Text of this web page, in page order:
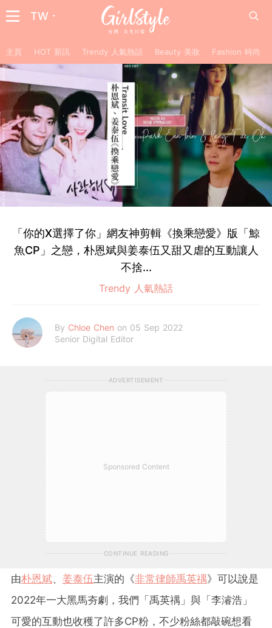
TW
主頁 HOT 新訊 Trendy 人氣熱話 Beauty 美妝 Fashion 時尚
「你的X選擇了你」網友神剪輯《換乘戀愛》版「鯨
魚CP」之戀，朴恩斌與姜泰伍又甜又虐的互動讓人
不捨...
Trendy 人氣熱話
By Chloe Chen on 05 Sep 2022
Senior Digital Editor
ADVERTISEMENT
Sponsored Content
CONTINUE READING
由朴恩斌、 姜泰伍主演的《非常律師禹英禑》可以說是
2022年一大黑馬夯劇，我們「禹英禑」與「李濬浩」
可愛的互動也收穫了許多CP粉，不少粉絲都敲碗想看